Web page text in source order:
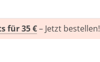
für 35 €– Jetzt bestellen!